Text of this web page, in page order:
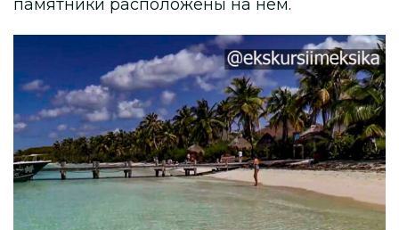
памятники расположены на нем.